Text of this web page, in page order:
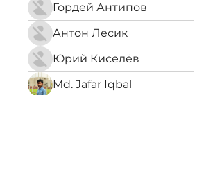
Гордей Антипов
Антон Лесик
Юрий Киселёв
Md. Jafar Iqbal